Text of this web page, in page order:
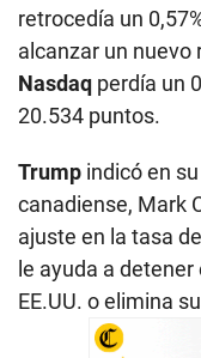
retrocedía un
alcanzar un nuevo
Nasdaq perdía un
20.534 puntos.
Trump indicó en
canadiense, Mark
ajuste en la tasa
le ayuda a
EE.UU. o elimina